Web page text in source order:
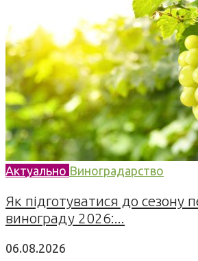
Актуально Виноградарство
Як підготуватися до сезону
винограду 2026:...
06.08.2026